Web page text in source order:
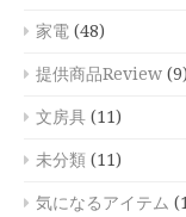
家電 (48)
提供商品Review (9)
文房具 (11)
未分類 (11)
気になるアイテム